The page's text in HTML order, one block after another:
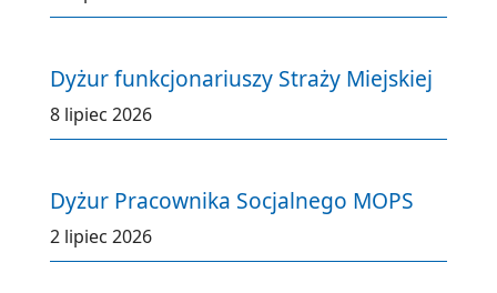
Dyżur funkcjonariuszy Straży Miejskiej
8 lipiec 2026
Dyżur Pracownika Socjalnego MOPS
2 lipiec 2026